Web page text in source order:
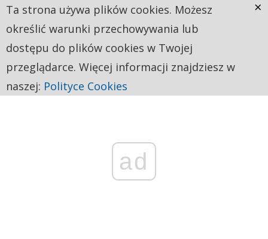
ad
Ta strona używa plików cookies. Możesz
określić warunki przechowywania lub
dostępu do plików cookies w Twojej
przeglądarce. Więcej informacji znajdziesz w
naszej: Polityce Cookies
×